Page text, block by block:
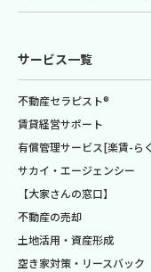
サービス一覧
不動産セラピスト®
賃貸経営サポート
有償管理サービス[楽賃-ら
サカイ・エージェンシー
【大家さんの窓口】
不動産の売却
土地活用・資産形成
空き家対策・リースバック